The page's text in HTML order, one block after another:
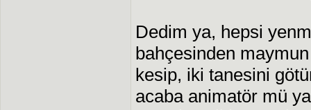
Dedim ya, hepsi
bahçesinden
kesip, iki tanesini
acaba animatör mü